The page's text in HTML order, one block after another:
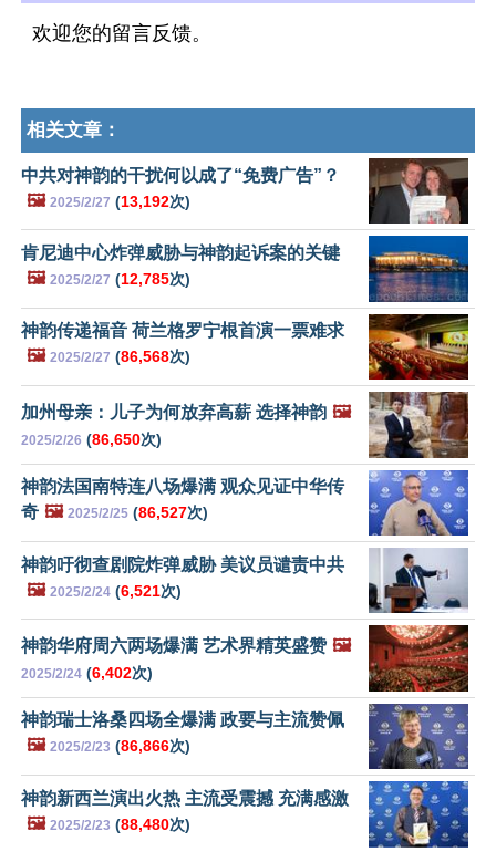
欢迎您的留言反馈。
相关文章：
中共对神韵的干扰何以成了“免费广告”？
🖼️ 2025/2/27 (13,192次)
肯尼迪中心炸弹威胁与神韵起诉案的关键
🖼️ 2025/2/27 (12,785次)
神韵传递福音 荷兰格罗宁根首演一票难求
🖼️ 2025/2/27 (86,568次)
加州母亲：儿子为何放弃高薪 选择神韵 🖼️
2025/2/26 (86,650次)
神韵法国南特连八场爆满 观众见证中华传
奇 🖼️ 2025/2/25 (86,527次)
神韵吁彻查剧院炸弹威胁 美议员谴责中共
🖼️ 2025/2/24 (6,521次)
神韵华府周六两场爆满 艺术界精英盛赞 🖼️
2025/2/24 (6,402次)
神韵瑞士洛桑四场全爆满 政要与主流赞佩
🖼️ 2025/2/23 (86,866次)
神韵新西兰演出火热 主流受震撼 充满感激
🖼️ 2025/2/23 (88,480次)